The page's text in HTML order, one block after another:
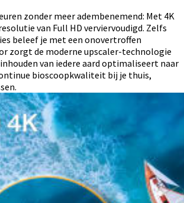
zonder meer adembenemend: Met 4K
van Full HD verviervoudigd. Zelfs
beleef je met een onovertroffen
zorgt de moderne upscaler-technologie
van iedere aard optimaliseert naar
bioscoopkwaliteit bij je thuis,